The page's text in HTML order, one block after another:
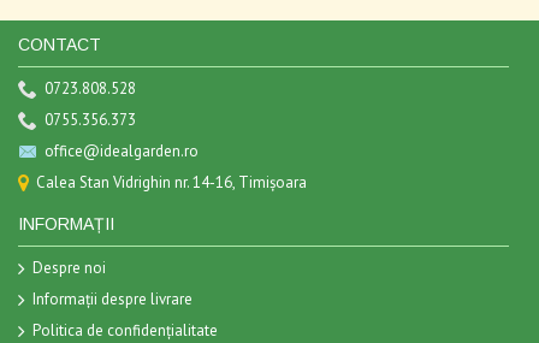
CONTACT
0723.808.528
0755.356.373
office@idealgarden.ro
Calea Stan Vidrighin nr. 14-16, Timișoara
INFORMAȚII
Despre noi
Informații despre livrare
Politica de confidențialitate